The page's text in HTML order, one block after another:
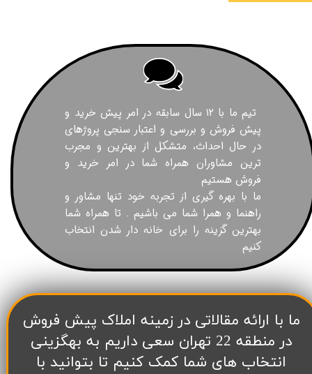
تیم ما با ۱۲ سال سابقه در امر پیش خرید و
پیش فروش و بررسی و اعتبار سنجی پروژهای
در حال احداث، متشکل از بهترین و مجرب
ترین مشاوران همراه شما در امر خرید و
فروش هستیم
ما با بهره گیری از تجربه خود تنها مشاور و
راهنما و همرا شما می باشیم . تا همراه شما
بهترین گزینه را برای خانه دار شدن انتخاب
کنیم
​ما با ارائه مقالاتی در زمینه املاک پیش فروش
در منطقه 22 تهران سعی داریم به بهگزینی
انتخاب های شما کمک کنیم تا بتوانید با